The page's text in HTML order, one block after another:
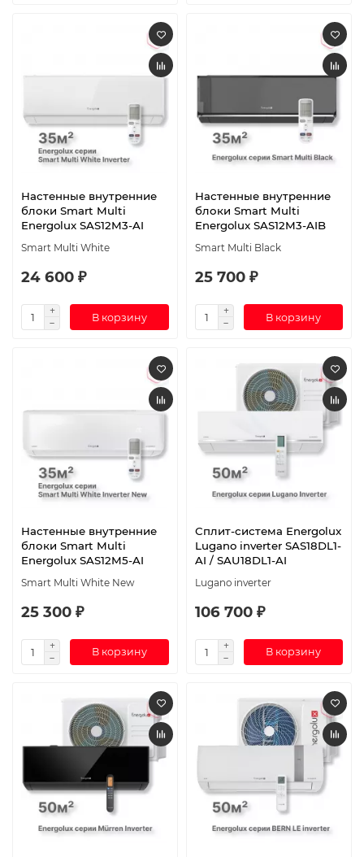
Настенные внутренние
блоки Smart Multi
Energolux SAS12M3-AI
Smart Multi White
24 600 ₽
В корзину
Настенные внутренние
блоки Smart Multi
Energolux SAS12M3-AIB
Smart Multi Black
25 700 ₽
В корзину
Настенные внутренние
блоки Smart Multi
Energolux SAS12M5-AI
Smart Multi White New
25 300 ₽
В корзину
Сплит-система Energolux
Lugano inverter SAS18DL1-
AI / SAU18DL1-AI
Lugano inverter
106 700 ₽
В корзину